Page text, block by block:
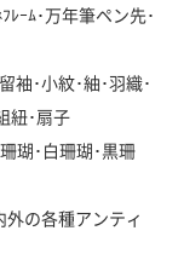
ﾚｰﾑ･万年筆ペン先･
袖･小紋･紬･羽織･
紐･扇子
瑚･白珊瑚･黒珊
の各種アンティ